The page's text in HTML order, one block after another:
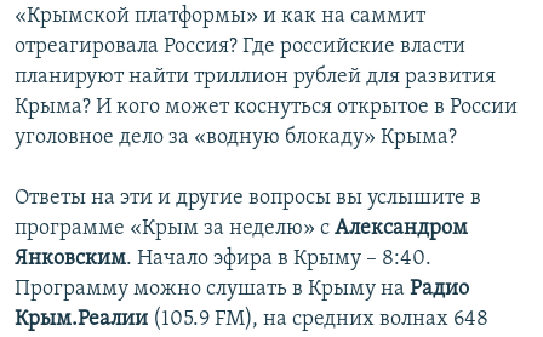
«Крымской платформы» и как на саммит
отреагировала Россия? Где российские власти
планируют найти триллион рублей для развития
Крыма? И кого может коснуться открытое в России
уголовное дело за «водную блокаду» Крыма?
Ответы на эти и другие вопросы вы услышите в
программе «Крым за неделю» с Александром
Янковским. Начало эфира в Крыму – 8:40.
Программу можно слушать в Крыму на Радио
Крым.Реалии (105.9 FM), на средних волнах 648